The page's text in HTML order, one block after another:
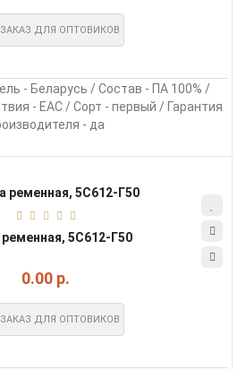
ДЛЯ ОПТОВИКОВ
- Беларусь / Состав - ПА 100% /
- EAC / Сорт - первый / Гарантия
- да
5С612-Г50
0.00 р.
ДЛЯ ОПТОВИКОВ